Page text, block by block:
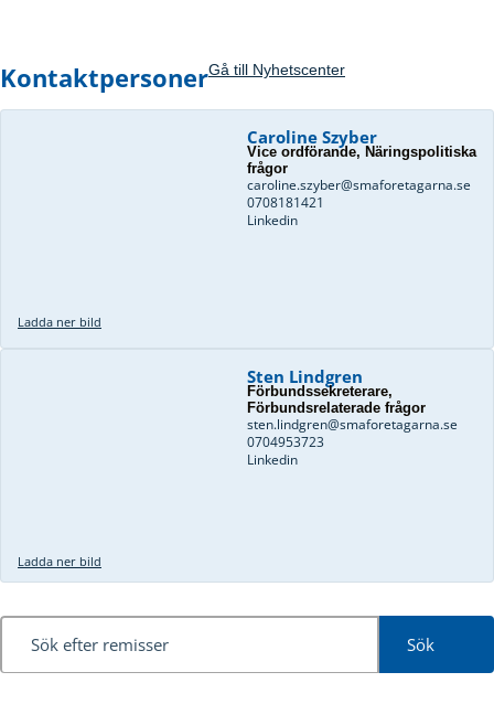
KontaktpersonerGå till Nyhetscenter
Caroline Szyber
Vice ordförande, Näringspolitiska
frågor
caroline.szyber@smaforetagarna.se
0708181421
Linkedin
Ladda ner bild
Sten Lindgren
Förbundssekreterare,
Förbundsrelaterade frågor
sten.lindgren@smaforetagarna.se
0704953723
Linkedin
Ladda ner bild
Sök